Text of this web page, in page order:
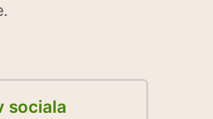
sociala